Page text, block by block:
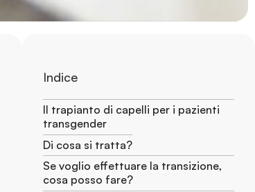
Indice
Il trapianto di capelli per i pazienti
transgender
Di cosa si tratta?
Se voglio effettuare la transizione,
cosa posso fare?